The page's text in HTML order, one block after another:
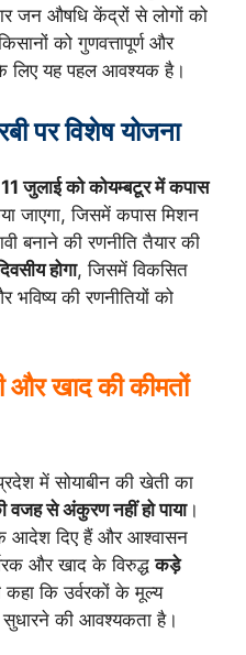
जन औषधि केंद्रों से लोगों को
को गुणवत्तापूर्ण और
लिए यह पहल आवश्यक है।
पर विशेष योजना
11 जुलाई को कोयम्बटूर में कपास
जाएगा, जिसमें कपास मिशन
बनाने की रणनीति तैयार की
होगा, जिसमें विकसित
की रणनीतियों को
और खाद की कीमतों
में सोयाबीन की खेती का
वजह से अंकुरण नहीं हो पाया।
आदेश दिए हैं और आश्वासन
और खाद के विरुद्धकड़े
कि उर्वरकों के मूल्य
सुधारने की आवश्यकता है।